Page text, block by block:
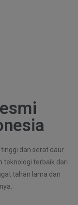
dan serat daur
teknologi terbaik dari
tahan lama dan